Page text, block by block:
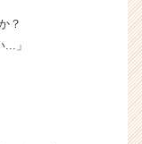
？
」